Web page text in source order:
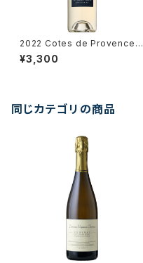
2022 Cotes de Provence B
lanc / Dm. le Loup Bleu
¥3,300
同じカテゴリの商品